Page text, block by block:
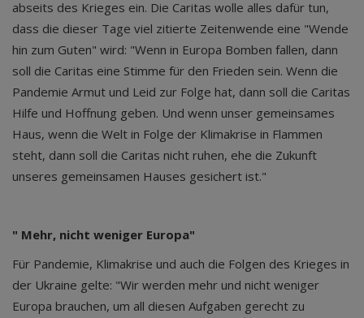
abseits des Krieges ein. Die Caritas wolle alles dafür tun,
dass die dieser Tage viel zitierte Zeitenwende eine "Wende
hin zum Guten" wird: "Wenn in Europa Bomben fallen, dann
soll die Caritas eine Stimme für den Frieden sein. Wenn die
Pandemie Armut und Leid zur Folge hat, dann soll die Caritas
Hilfe und Hoffnung geben. Und wenn unser gemeinsames
Haus, wenn die Welt in Folge der Klimakrise in Flammen
steht, dann soll die Caritas nicht ruhen, ehe die Zukunft
unseres gemeinsamen Hauses gesichert ist."
" Mehr, nicht weniger Europa"
Für Pandemie, Klimakrise und auch die Folgen des Krieges in
der Ukraine gelte: "Wir werden mehr und nicht weniger
Europa brauchen, um all diesen Aufgaben gerecht zu